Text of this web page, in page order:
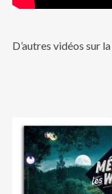
D’autres vidéos sur la